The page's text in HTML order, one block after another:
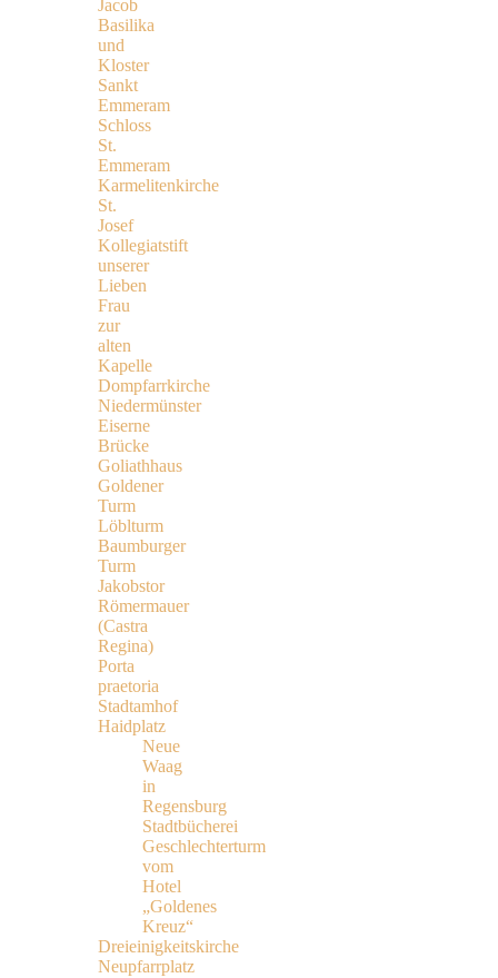
Jacob
Basilika
und
Kloster
Sankt
Emmeram
Schloss
St.
Emmeram
Karmelitenkirche
St.
Josef
Kollegiatstift
unserer
Lieben
Frau
zur
alten
Kapelle
Dompfarrkirche
Niedermünster
Eiserne
Brücke
Goliathhaus
Goldener
Turm
Löblturm
Baumburger
Turm
Jakobstor
Römermauer
(Castra
Regina)
Porta
praetoria
Stadtamhof
Haidplatz
Neue
Waag
in
Regensburg
Stadtbücherei
Geschlechterturm
vom
Hotel
„Goldenes
Kreuz“
Dreieinigkeitskirche
Neupfarrplatz